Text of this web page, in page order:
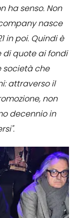
ha senso. Non
nasce
in poi. Quindi è
di quote ai fondi
società che
attraverso il
non
decennio in